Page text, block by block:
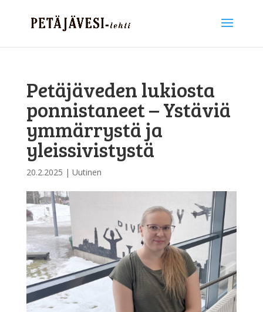
Petäjäveden lukiosta
ponnistaneet – Ystäviä
ymmärrystä ja
yleissivistystä
20.2.2025 | Uutinen